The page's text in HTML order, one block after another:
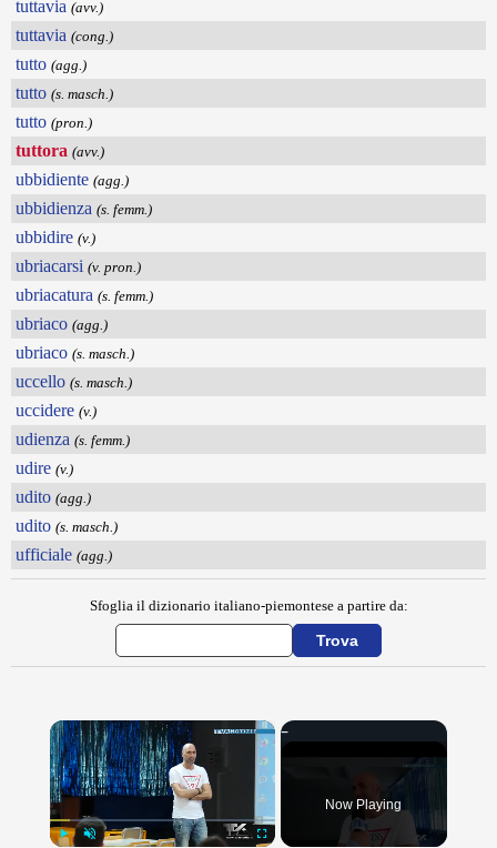
tuttavia (avv.)
tuttavia (cong.)
tutto (agg.)
tutto (s. masch.)
tutto (pron.)
tuttora (avv.)
ubbidiente (agg.)
ubbidienza (s. femm.)
ubbidire (v.)
ubriacarsi (v. pron.)
ubriacatura (s. femm.)
ubriaco (agg.)
ubriaco (s. masch.)
uccello (s. masch.)
uccidere (v.)
udienza (s. femm.)
udire (v.)
udito (agg.)
udito (s. masch.)
ufficiale (agg.)
Sfoglia il dizionario italiano-piemontese a partire da:
×
Now Playing